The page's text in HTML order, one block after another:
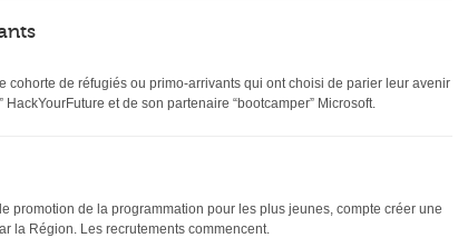
cohorte de réfugiés ou primo-arrivants qui ont choisi de parier leur avenir
et de son partenaire “bootcamper” Microsoft.
promotion de la programmation pour les plus jeunes, compte créer une
la Région. Les recrutements commencent.